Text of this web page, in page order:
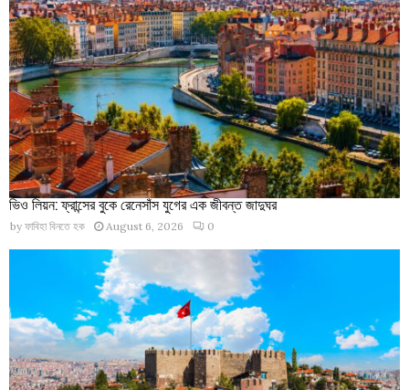
ভিও লিয়ন: ফ্রান্সের বুকে রেনেসাঁস যুগের এক জীবন্ত জাদুঘর
by ফাবিহা বিনতে হক August 6, 2026 0